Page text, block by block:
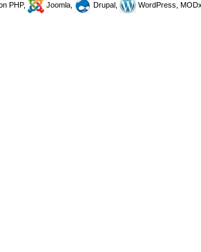
PHP, Joomla, Drupal, WordPress, MODx.